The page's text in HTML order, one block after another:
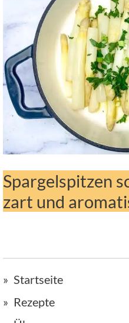
Spargelspitzen
zart und
Startseite
Rezepte